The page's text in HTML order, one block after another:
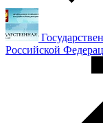
Российской